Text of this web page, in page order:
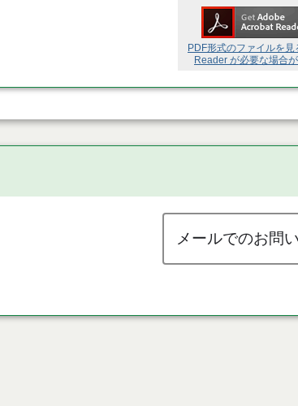
PDF形式のファイルを見
Reader が必要な場合
メールでのお問